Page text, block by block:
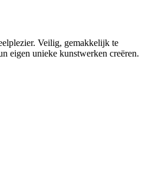
Veilig, gemakkelijk te
eigen unieke kunstwerken creëren.